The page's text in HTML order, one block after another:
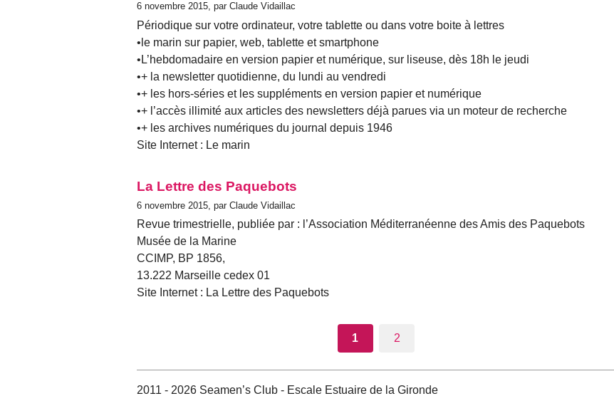
6 novembre 2015, par Claude Vidaillac
Périodique sur votre ordinateur, votre tablette ou dans votre boite à lettres
•le marin sur papier, web, tablette et smartphone
•L’hebdomadaire en version papier et numérique, sur liseuse, dès 18h le jeudi
•+ la newsletter quotidienne, du lundi au vendredi
•+ les hors-séries et les suppléments en version papier et numérique
•+ l’accès illimité aux articles des newsletters déjà parues via un moteur de recherche
•+ les archives numériques du journal depuis 1946
Site Internet : Le marin
La Lettre des Paquebots
6 novembre 2015, par Claude Vidaillac
Revue trimestrielle, publiée par : l’Association Méditerranéenne des Amis des Paquebots
Musée de la Marine
CCIMP, BP 1856,
13.222 Marseille cedex 01
Site Internet : La Lettre des Paquebots
1 2
2011 - 2026 Seamen’s Club - Escale Estuaire de la Gironde